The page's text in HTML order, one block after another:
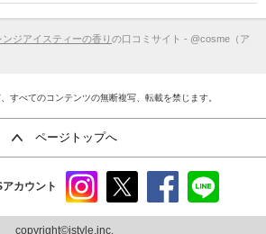
ジアイスティーの香り の口コミサイト - @cosme（ア
すべてのコンテンツの無断複写、転載を禁じます。
ページトップへ
カウント
ram
copyright©istyle,inc.